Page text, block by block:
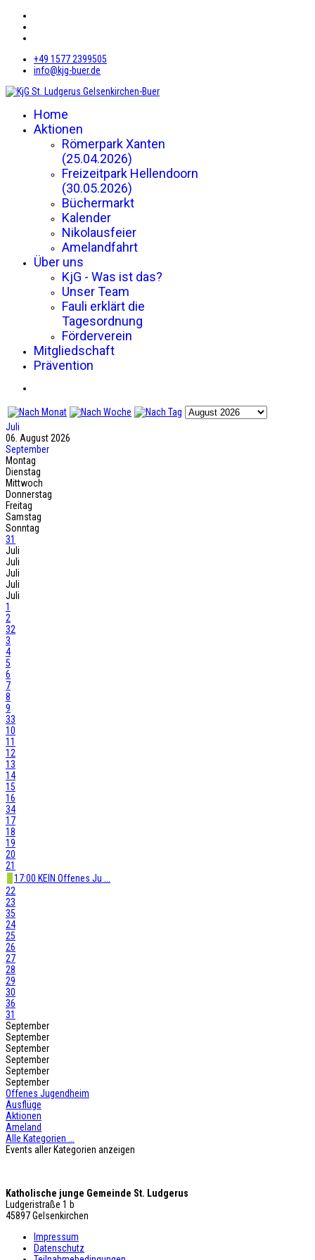
+49 1577 2399505
info@kjg-buer.de
Home
Aktionen
Römerpark Xanten
(25.04.2026)
Freizeitpark Hellendoorn
(30.05.2026)
Büchermarkt
Kalender
Nikolausfeier
Amelandfahrt
Über uns
KjG - Was ist das?
Unser Team
Fauli erklärt die
Tagesordnung
Förderverein
Mitgliedschaft
Prävention
Juli
06. August 2026
September
Montag
Dienstag
Mittwoch
Donnerstag
Freitag
Samstag
Sonntag
31
Juli
Juli
Juli
Juli
Juli
1
2
32
3
4
5
6
7
8
9
33
10
11
12
13
14
15
16
34
17
18
19
20
21
17:00 KEIN Offenes Ju ...
22
23
35
24
25
26
27
28
29
30
36
31
September
September
September
September
September
September
Offenes Jugendheim
Ausflüge
Aktionen
Ameland
Alle Kategorien ...
Events aller Kategorien anzeigen
Katholische junge Gemeinde St. Ludgerus
Ludgeristraße 1 b
45897 Gelsenkirchen
Impressum
Datenschutz